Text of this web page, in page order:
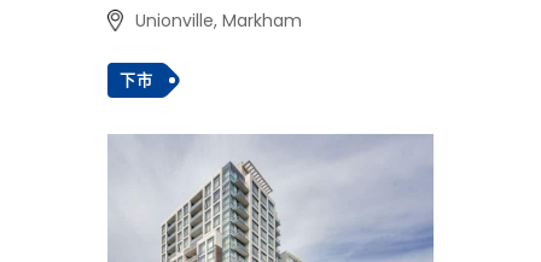
Unionville, Markham
下市